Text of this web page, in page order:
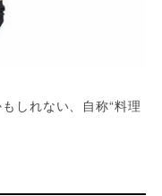
しれない、自称“料理